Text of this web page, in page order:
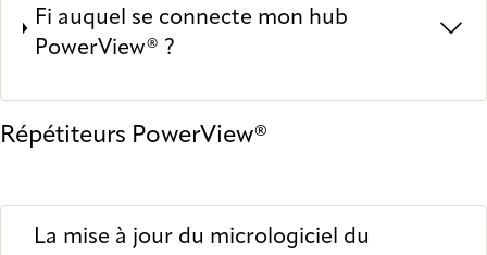
Fi auquel se connecte mon hub
PowerView® ?
Répétiteurs PowerView®
La mise à jour du micrologiciel du